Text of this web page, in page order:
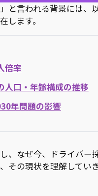
と言われる背景には、
します。
倍率
人口・年齢構成の推移
年問題の影響
、なぜ今、ドライバー
その現状を理解してい